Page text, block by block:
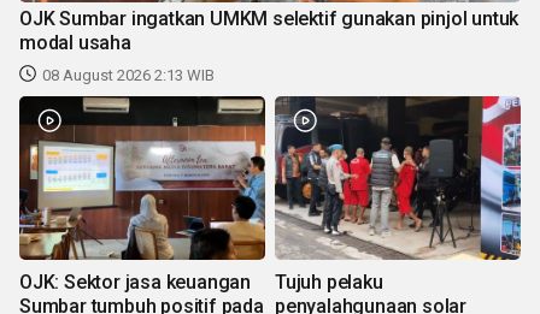
OJK Sumbar ingatkan UMKM selektif gunakan pinjol untuk
modal usaha
08 August 2026 2:13 WIB
OJK: Sektor jasa keuangan
Sumbar tumbuh positif pada
Tujuh pelaku
penyalahgunaan solar